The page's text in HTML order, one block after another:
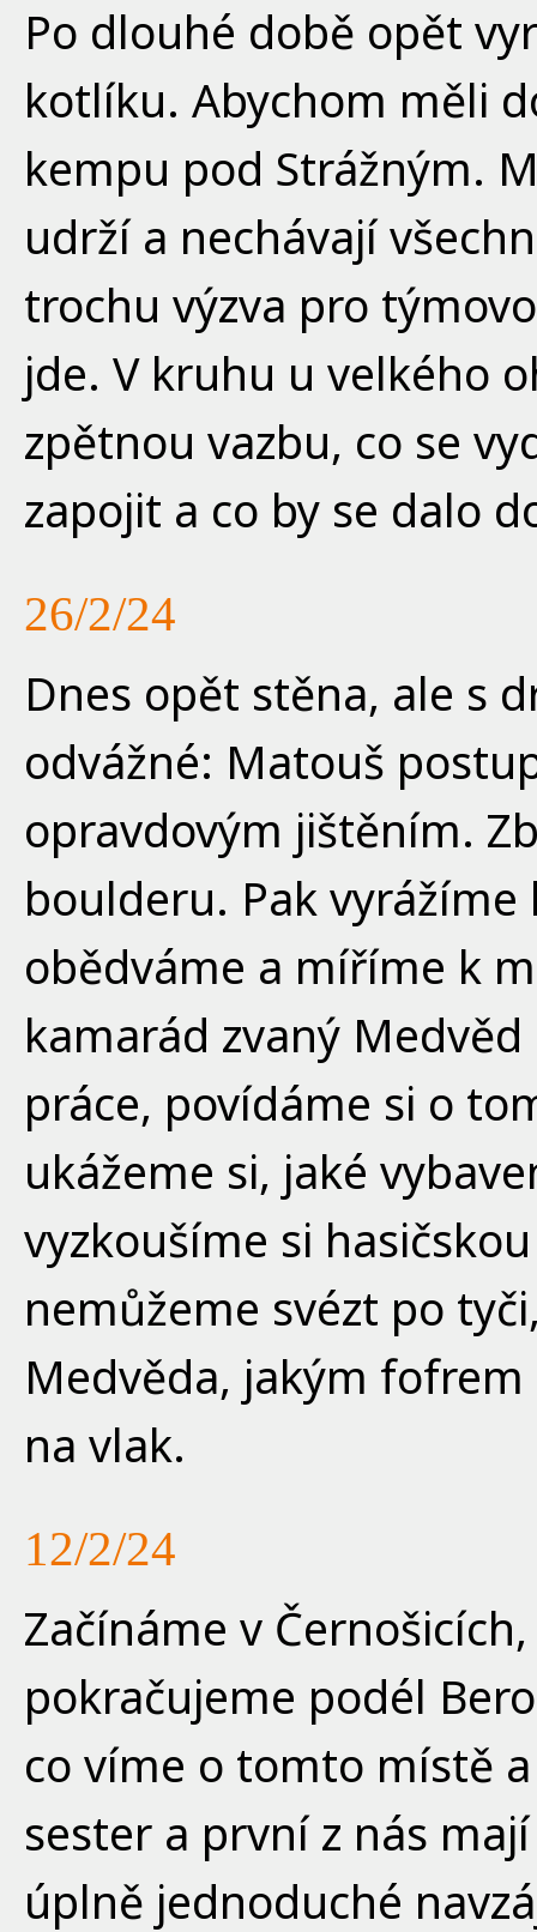
Po dlouhé době opět
kotlíku. Abychom měli
kempu pod Strážným.
udrží a nechávají
trochu výzva pro
jde. V kruhu u velkého
zpětnou vazbu, co se
zapojit a co by se dalo
26/2/24
Dnes opět stěna, ale s
odvážné: Matouš
opravdovým jištěním.
boulderu. Pak vyrážíme
obědváme a míříme k
kamarád zvaný
práce, povídáme si o
ukážeme si, jaké
vyzkoušíme si
nemůžeme svézt po
Medvěda, jakým
na vlak.
12/2/24
Začínáme v
pokračujeme podél
co víme o tomto místě
sester a první z nás
úplně jednoduché